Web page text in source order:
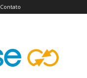
Contato